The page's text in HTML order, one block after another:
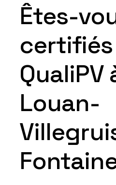
Êtes-
certifiés
QualiPV
Louan-